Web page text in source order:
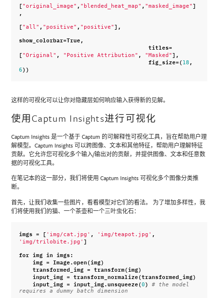
["original_image" , "blended_heat_map" , "masked_image" ]
,
["all" , "positive" , "positive" ],
show_colorbar=True,
titles=
["Original" , "Positive Attribution" , "Masked" ],
fig_size=(18 ,
6))
这样的可视化可以让你对隐藏层如何响应输入获得新的见解。
使用Captum Insights进行可视化
Captum Insights 是一个基于 Captum 的可解释性可视化工具，旨在帮助用户理
解模型。Captum Insights 可以跨图像、文本和其他特征，帮助用户理解特征
贡献。它允许您可视化多个输入/输出对的贡献，并提供图像、文本和任意数
据的可视化工具。
在笔记本的这一部分，我们将使用 Captum Insights 可视化多个图像分类推
断。
首先，让我们收集一些图片，看看模型对它们的看法。 为了增加多样性，我
们将使用我们的猫、一个茶壶和一个三叶虫化石：
imgs = [ 'img/cat.jpg' , 'img/teapot.jpg' ,
'img/trilobite.jpg' ]
for img in imgs:
img = Image.open(img)
transformed_img = transform(img)
input_img = transform_normalize(transformed_img)
input_img = input_img.unsqueeze(0)
# the model
requires a dummy batch dimension